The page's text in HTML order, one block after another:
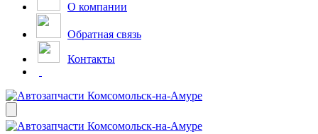
О компании
Обратная связь
Контакты